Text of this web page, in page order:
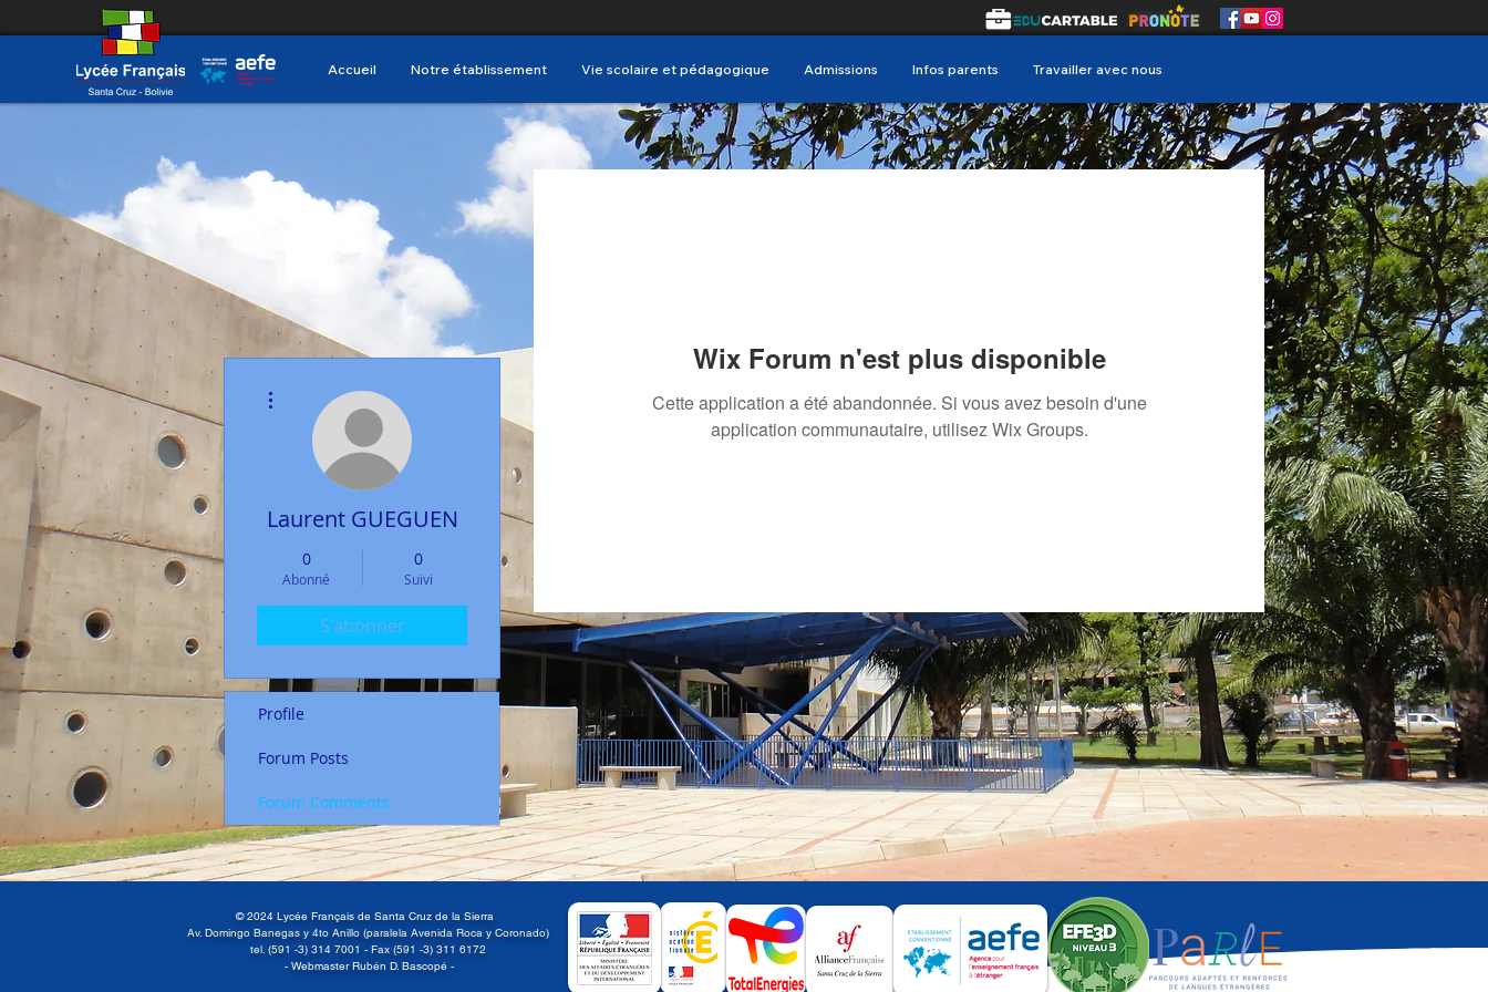
Accueil Notre établissement Vie scolaire et pédagogique Admissions Infos parents Travailler avec nous
Wix Forum n'est plus disponible
Cette application a été abandonnée. Si vous avez besoin d'une
application communautaire, utilisez Wix Groups.
Laurent GUEGUEN
0
Abonné
0
Suivi
S'abonner
Profile
Forum Posts
Forum Comments
© 2024 Lycée Français de Santa Cruz de la Sierra
Av. Domingo Banegas y 4to Anillo (paralela Avenida Roca y Coronado)
tel. (591 -3) 314 7001 - Fax (591 -3) 311 6172
- Webmaster Rubén D. Bascopé -